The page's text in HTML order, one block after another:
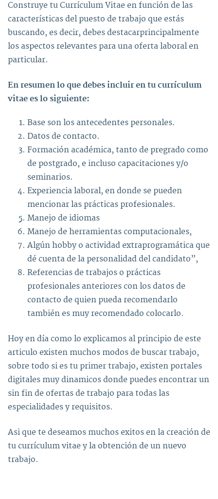
Construye tu Currículum Vitae en función de las
características del puesto de trabajo que estás
buscando, es decir, debes destacarprincipalmente
los aspectos relevantes para una oferta laboral en
particular.
En resumen lo que debes incluir en tu currículum
vitae es lo siguiente:
Base son los antecedentes personales.
Datos de contacto.
Formación académica, tanto de pregrado como
de postgrado, e incluso capacitaciones y/o
seminarios.
Experiencia laboral, en donde se pueden
mencionar las prácticas profesionales.
Manejo de idiomas
Manejo de herramientas computacionales,
Algún hobby o actividad extraprogramática que
dé cuenta de la personalidad del candidato”,
Referencias de trabajos o prácticas
profesionales anteriores con los datos de
contacto de quien pueda recomendarlo
también es muy recomendado colocarlo.
Hoy en día como lo explicamos al principio de este
articulo existen muchos modos de buscar trabajo,
sobre todo si es tu primer trabajo, existen portales
digitales muy dinamicos donde puedes encontrar un
sin fin de ofertas de trabajo para todas las
especialidades y requisitos.
Asi que te deseamos muchos exitos en la creación de
tu currículum vitae y la obtención de un nuevo
trabajo.